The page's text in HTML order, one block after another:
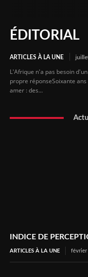
ÉDITORIAL
ARTICLES À LA UNE
L'Afrique n'a pas besoin
propre réponseSoixante
amer : des...
INDICE DE
ARTICLES À LA UNE février